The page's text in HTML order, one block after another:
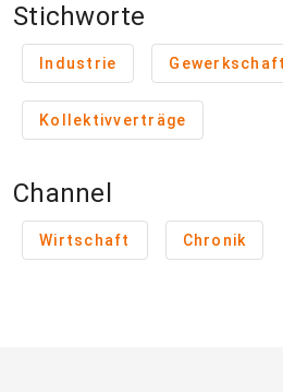
Stichworte
Industrie
Kollektivverträge
Channel
Wirtschaft Chronik